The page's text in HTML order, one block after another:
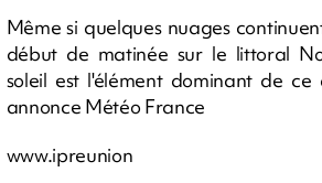
Même si quelques nuages
début de matinée sur le littoral
soleil est l'élément dominant de
annonce Météo France
www.ipreunion